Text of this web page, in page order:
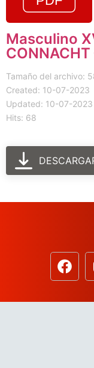
Masculino
Tamaño del archivo:
Created: 10-07-2023
Updated: 10-07-2023
Hits: 68